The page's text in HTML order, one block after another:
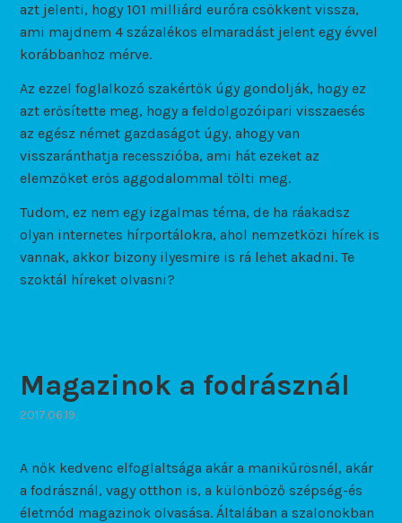
azt jelenti, hogy 101 milliárd euróra csökkent vissza,
ami majdnem 4 százalékos elmaradást jelent egy évvel
korábbanhoz mérve.
Az ezzel foglalkozó szakértők úgy gondolják, hogy ez
azt erősítette meg, hogy a feldolgozóipari visszaesés
az egész német gazdaságot úgy, ahogy van
visszaránthatja recesszióba, ami hát ezeket az
elemzőket erős aggodalommal tölti meg.
Tudom, ez nem egy izgalmas téma, de ha ráakadsz
olyan internetes hírportálokra, ahol nemzetközi hírek is
vannak, akkor bizony ilyesmire is rá lehet akadni. Te
szoktál híreket olvasni?
Magazinok a fodrásznál
2017.06.19.
A nők kedvenc elfoglaltsága akár a manikűrösnél, akár
a fodrásznál, vagy otthon is, a különböző szépség-és
életmód magazinok olvasása. Általában a szalonokban